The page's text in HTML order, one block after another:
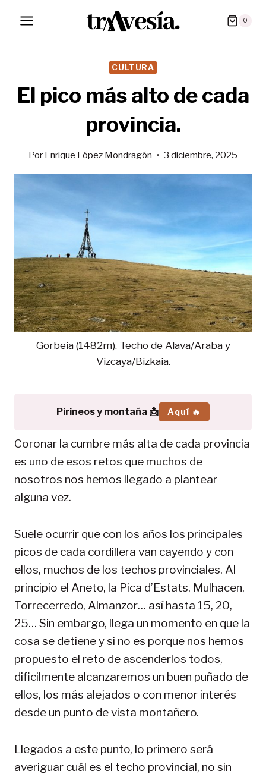
0
CULTURA
El pico más alto de cada
provincia.
Por Enrique López Mondragón 3 diciembre, 2025
Gorbeia (1482m). Techo de Alava/Araba y
Vizcaya/Bizkaia.
Pirineos y montaña 📩 Aquí 🔥
Coronar la cumbre más alta de cada provincia
es uno de esos retos que muchos de
nosotros nos hemos llegado a plantear
alguna vez.
Suele ocurrir que con los años los principales
picos de cada cordillera van cayendo y con
ellos, muchos de los techos provinciales. Al
principio el Aneto, la Pica d’Estats, Mulhacen,
Torrecerredo, Almanzor… así hasta 15, 20,
25… Sin embargo, llega un momento en que la
cosa se detiene y si no es porque nos hemos
propuesto el reto de ascenderlos todos,
dificilmente alcanzaremos un buen puñado de
ellos, los más alejados o con menor interés
desde un punto de vista montañero.
Llegados a este punto, lo primero será
averiguar cuál es el techo provincial, no sin